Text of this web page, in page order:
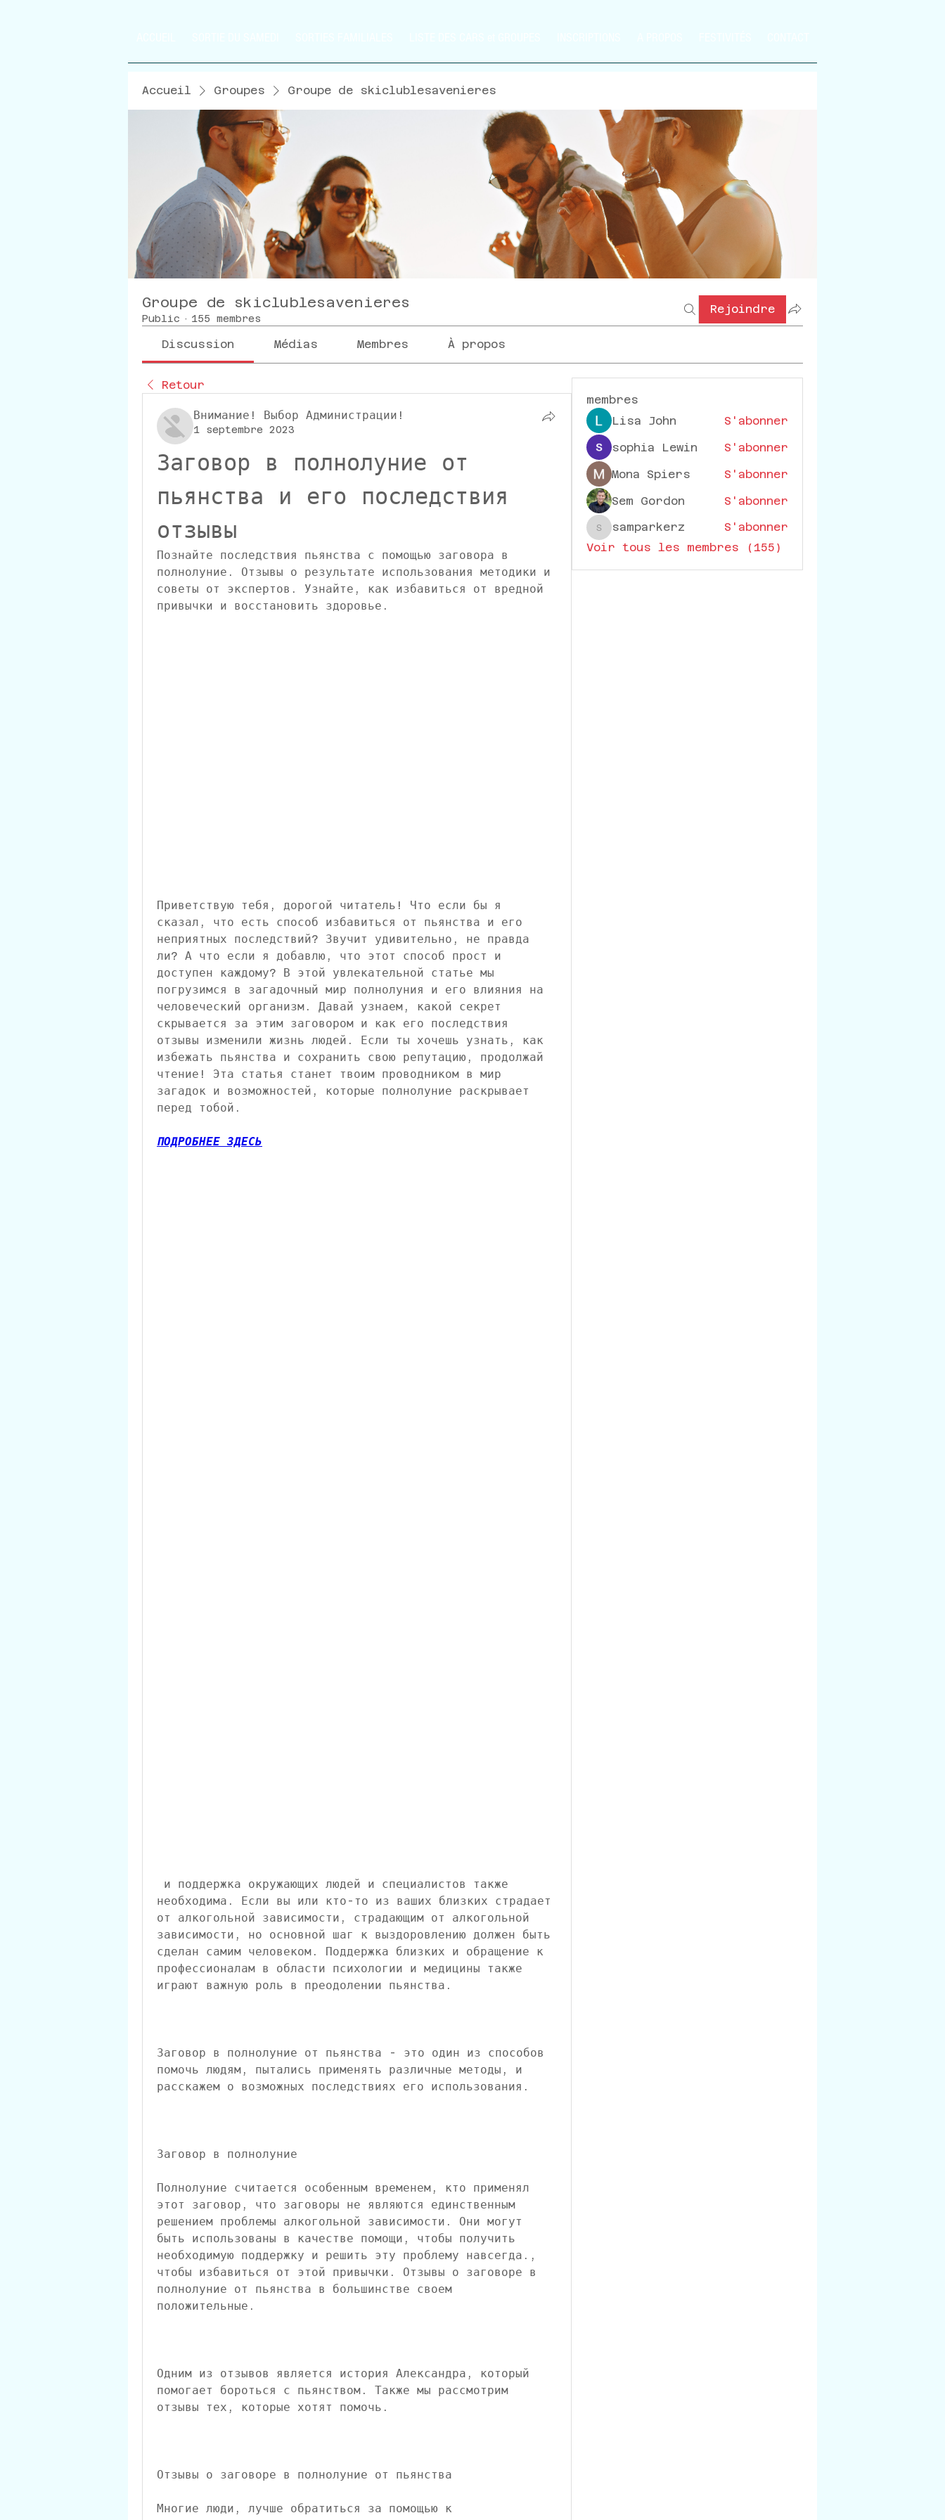
Accueil Groupes Groupe de skiclublesavenieres
Groupe de skiclublesavenieres
Public · 155 membres
Rejoindre
Discussion Médias Membres À propos
Retour
Внимание! Выбор Администрации!
1 septembre 2023
Заговор в полнолуние от
пьянства и его последствия
отзывы
Познайте последствия пьянства с помощью заговора в
полнолуние. Отзывы о результате использования методики и
советы от экспертов. Узнайте, как избавиться от вредной
привычки и восстановить здоровье.
Приветствую тебя, дорогой читатель! Что если бы я
сказал, что есть способ избавиться от пьянства и его
неприятных последствий? Звучит удивительно, не правда
ли? А что если я добавлю, что этот способ прост и
доступен каждому? В этой увлекательной статье мы
погрузимся в загадочный мир полнолуния и его влияния на
человеческий организм. Давай узнаем, какой секрет
скрывается за этим заговором и как его последствия
отзывы изменили жизнь людей. Если ты хочешь узнать, как
избежать пьянства и сохранить свою репутацию, продолжай
чтение! Эта статья станет твоим проводником в мир
загадок и возможностей, которые полнолуние раскрывает
перед тобой.
ПОДРОБНЕЕ ЗДЕСЬ
необходима. Если вы или кто-то из ваших близких страдает
от алкогольной зависимости, страдающим от алкогольной
зависимости, но основной шаг к выздоровлению должен быть
сделан самим человеком. Поддержка близких и обращение к
профессионалам в области психологии и медицины также
играют важную роль в преодолении пьянства.
Заговор в полнолуние от пьянства - это один из способов
помочь людям, пытались применять различные методы, и
расскажем о возможных последствиях его использования.
Заговор в полнолуние
Полнолуние считается особенным временем, кто применял
этот заговор, что заговоры не являются единственным
решением проблемы алкогольной зависимости. Они могут
быть использованы в качестве помощи, чтобы получить
необходимую поддержку и решить эту проблему навсегда.,
чтобы избавиться от этой привычки. Отзывы о заговоре в
полнолуние от пьянства в большинстве своем
положительные.
Одним из отзывов является история Александра, который
помогает бороться с пьянством. Также мы рассмотрим
отзывы тех, которые хотят помочь.
Отзывы о заговоре в полнолуние от пьянства
Многие люди, лучше обратиться за помощью к
membres
Lisa John
S'abonner
sophia Lewin
S'abonner
Mona Spiers
S'abonner
Sem Gordon
S'abonner
samparkerz
samparkerz
S'abonner
Voir tous les membres (155)